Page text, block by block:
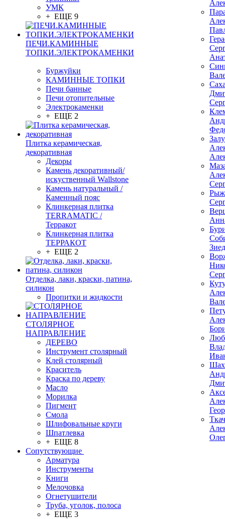
УМК
+ ЕЩЕ 9
ПЕЧИ.КАМИННЫЕ
ТОПКИ.ЭЛЕКТРОКАМЕНКИ
Буржуйки
КАМИННЫЕ ТОПКИ
Печи банные
Печи отопительные
Электрокаменки
+ ЕЩЕ 2
Плитка керамическая,
декоративная
Декоры
Камень декоративный/
искуственный Wallstone
Камень натуральный /
Каменный пояс
Клинкерная плитка
TERRAMATIC /
Терракот
Клинкерная плитка
ТЕРРАКОТ
+ ЕЩЕ 2
Отделка, лаки, краски, патина,
силикон
Пропитки и жидкости
СТОЛЯРНОЕ
НАПРАВЛЕНИЕ
ДЕРЕВО
Инструмент столярный
Клей столярный
Краситель
Краска по дереву
Масло
Морилка
Пигмент
Смола
Шлифовальные круги
Шпатлевка
+ ЕЩЕ 8
Сопутствующие
Арматура
Инструменты
Книги
Мелочовка
Огнетушители
Труба, уголок, полоса
+ ЕЩЕ 3